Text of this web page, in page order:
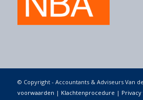
© Copyright - Accountants & Adviseurs Van
voorwaarden | Klachtenprocedure |